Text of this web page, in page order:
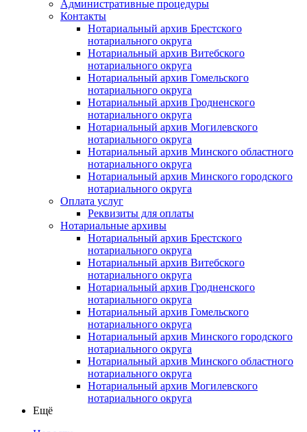
Административные процедуры
Контакты
Нотариальный архив Брестского
нотариального округа
Нотариальный архив Витебского
нотариального округа
Нотариальный архив Гомельского
нотариального округа
Нотариальный архив Гродненского
нотариального округа
Нотариальный архив Могилевского
нотариального округа
Нотариальный архив Минского областного
нотариального округа
Нотариальный архив Минского городского
нотариального округа
Оплата услуг
Реквизиты для оплаты
Нотариальные архивы
Нотариальный архив Брестского
нотариального округа
Нотариальный архив Витебского
нотариального округа
Нотариальный архив Гродненского
нотариального округа
Нотариальный архив Гомельского
нотариального округа
Нотариальный архив Минского городского
нотариального округа
Нотариальный архив Минского областного
нотариального округа
Нотариальный архив Могилевского
нотариального округа
Ещё